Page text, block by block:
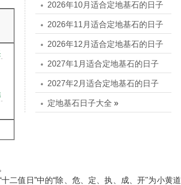
2026年10月适合定地基石的日子
2026年11月适合定地基石的日子
2026年12月适合定地基石的日子
2027年1月适合定地基石的日子
2027年2月适合定地基石的日子
定地基石日子大全 »
二值日”中的“除、危、定、执、成、开"为小黄道